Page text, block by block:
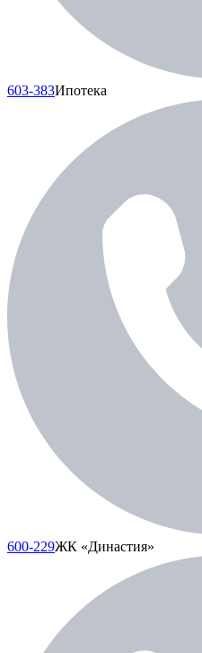
603-383Ипотека
600-229ЖК «Династия»